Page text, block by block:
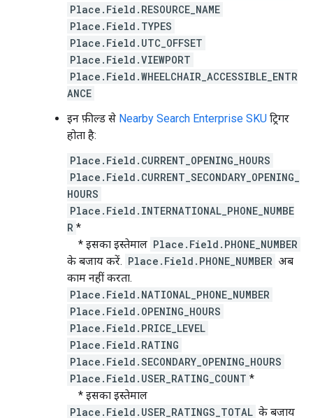
Place.Field.RESOURCE_NAME
Place.Field.TYPES
Place.Field.UTC_OFFSET
Place.Field.VIEWPORT
Place.Field.WHEELCHAIR_ACCESSIBLE_ENTR
ANCE
इन फ़ील्ड से Nearby Search Enterprise SKU ट्रिगर
होता है:
Place.Field.CURRENT_OPENING_HOURS
Place.Field.CURRENT_SECONDARY_OPENING_
HOURS
Place.Field.INTERNATIONAL_PHONE_NUMBE
R *
* इसका इस्तेमाल Place.Field.PHONE_NUMBER
के बजाय करें. Place.Field.PHONE_NUMBER अब
काम नहीं करता.
Place.Field.NATIONAL_PHONE_NUMBER
Place.Field.OPENING_HOURS
Place.Field.PRICE_LEVEL
Place.Field.RATING
Place.Field.SECONDARY_OPENING_HOURS
Place.Field.USER_RATING_COUNT *
* इसका इस्तेमाल
Place.Field.USER_RATINGS_TOTAL के बजाय